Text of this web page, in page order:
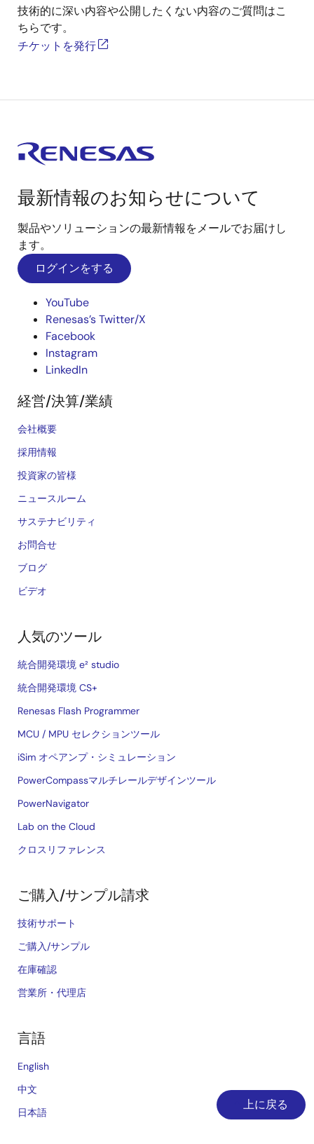
技術的に深い内容や公開したくない内容のご質問はこ
ちらです。
チケットを発行
上に戻る
最新情報のお知らせについて
製品やソリューションの最新情報をメールでお届けし
ます。
ログインをする
YouTube
Renesas’s Twitter/X
Facebook
Instagram
LinkedIn
経営/決算/業績
会社概要
採用情報
投資家の皆様
ニュースルーム
サステナビリティ
お問合せ
ブログ
ビデオ
人気のツール
統合開発環境 e² studio
統合開発環境 CS+
Renesas Flash Programmer
MCU / MPU セレクションツール
iSim オペアンプ・シミュレーション
PowerCompassマルチレールデザインツール
PowerNavigator
Lab on the Cloud
クロスリファレンス
ご購入/サンプル請求
技術サポート
ご購入/サンプル
在庫確認
営業所・代理店
言語
English
中文
日本語